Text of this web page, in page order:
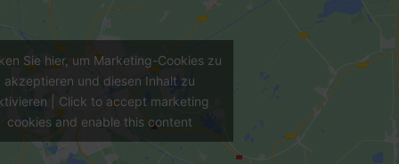
Sie hier, um Marketing-Cookies zu
akzeptieren und diesen Inhalt zu
| Click to accept marketing
cookies and enable this content